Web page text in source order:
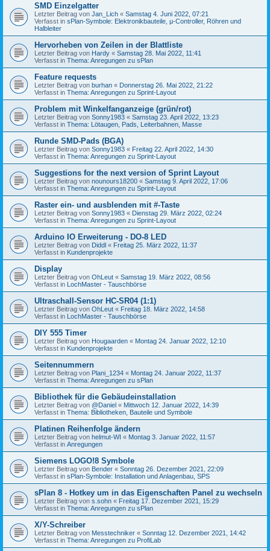
SMD Einzelgatter
Letzter Beitrag von Jan_Lich « Samstag 4. Juni 2022, 07:21
Verfasst in sPlan-Symbole: Elektronikbauteile, µ-Controller, Röhren und
Halbleiter
Hervorheben von Zeilen in der Blattliste
Letzter Beitrag von Hardy « Samstag 28. Mai 2022, 11:41
Verfasst in Thema: Anregungen zu sPlan
Feature requests
Letzter Beitrag von burhan « Donnerstag 26. Mai 2022, 21:22
Verfasst in Thema: Anregungen zu Sprint-Layout
Problem mit Winkelfanganzeige (grün/rot)
Letzter Beitrag von Sonny1983 « Samstag 23. April 2022, 13:23
Verfasst in Thema: Lötaugen, Pads, Leiterbahnen, Masse
Runde SMD-Pads (BGA)
Letzter Beitrag von Sonny1983 « Freitag 22. April 2022, 14:30
Verfasst in Thema: Anregungen zu Sprint-Layout
Suggestions for the next version of Sprint Layout
Letzter Beitrag von nounours18200 « Samstag 9. April 2022, 17:06
Verfasst in Thema: Anregungen zu Sprint-Layout
Raster ein- und ausblenden mit #-Taste
Letzter Beitrag von Sonny1983 « Dienstag 29. März 2022, 02:24
Verfasst in Thema: Anregungen zu Sprint-Layout
Arduino IO Erweiterung - DO-8 LED
Letzter Beitrag von Diddl « Freitag 25. März 2022, 11:37
Verfasst in Kundenprojekte
Display
Letzter Beitrag von OhLeut « Samstag 19. März 2022, 08:56
Verfasst in LochMaster - Tauschbörse
Ultraschall-Sensor HC-SR04 (1:1)
Letzter Beitrag von OhLeut « Freitag 18. März 2022, 14:58
Verfasst in LochMaster - Tauschbörse
DIY 555 Timer
Letzter Beitrag von Hougaarden « Montag 24. Januar 2022, 12:10
Verfasst in Kundenprojekte
Seitennummern
Letzter Beitrag von Plani_1234 « Montag 24. Januar 2022, 11:37
Verfasst in Thema: Anregungen zu sPlan
Bibliothek für die Gebäudeinstallation
Letzter Beitrag von @Daniel « Mittwoch 12. Januar 2022, 14:39
Verfasst in Thema: Bibliotheken, Bauteile und Symbole
Platinen Reihenfolge ändern
Letzter Beitrag von helmut-WI « Montag 3. Januar 2022, 11:57
Verfasst in Anregungen
Siemens LOGO!8 Symbole
Letzter Beitrag von Bender « Sonntag 26. Dezember 2021, 22:09
Verfasst in sPlan-Symbole: Installation und Anlagenbau, SPS
sPlan 8 - Hotkey um in das Eigenschaften Panel zu wechseln
Letzter Beitrag von s.sohn « Freitag 17. Dezember 2021, 15:29
Verfasst in Thema: Anregungen zu sPlan
X/Y-Schreiber
Letzter Beitrag von Messtechniker « Sonntag 12. Dezember 2021, 14:42
Verfasst in Thema: Anregungen zu ProfiLab